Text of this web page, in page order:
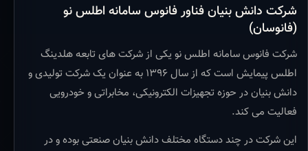
شرکت دانش بنیان فناور فانوس سامانه اطلس نو
(فانوسان)
شرکت فانوس سامانه اطلس نو یکی از شرکت های تابعه هلدینگ
اطلس پیمایش است که از سال ۱۳۹۶ به عنوان یک شرکت تولیدی و
دانش بنیان در حوزه تجهیزات الکترونیکی، مخابراتی و خودرویی
فعالیت می کند.
این شرکت در چند دستگاه مختلف دانش بنیان صنعتی بوده و در